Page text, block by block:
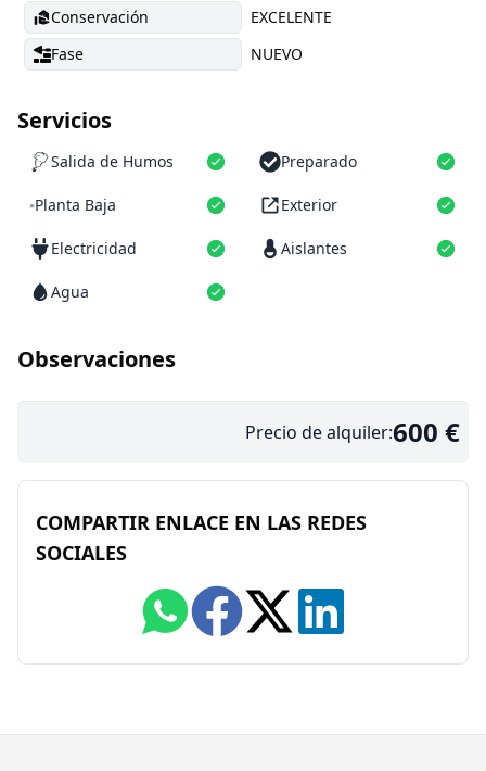
Conservación
EXCELENTE
Fase
NUEVO
Servicios
Salida de Humos Preparado
Planta Baja Exterior
Electricidad Aislantes
Agua
Observaciones
Precio de alquiler:600 €
COMPARTIR ENLACE EN LAS REDES
SOCIALES